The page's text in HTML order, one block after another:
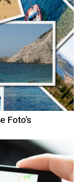
Foto’s